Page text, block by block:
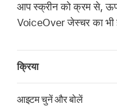
आप स्क्रीन को क्रम से,
VoiceOver जेस्चर का
क्रिया
आइटम चुनें और बोलें